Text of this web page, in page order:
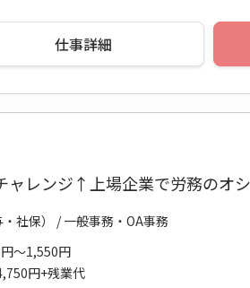
仕事詳細
ャレンジ↑上場企業で労務のオ
社保） / 一般事務・OA事務
～1,550円
円+残業代